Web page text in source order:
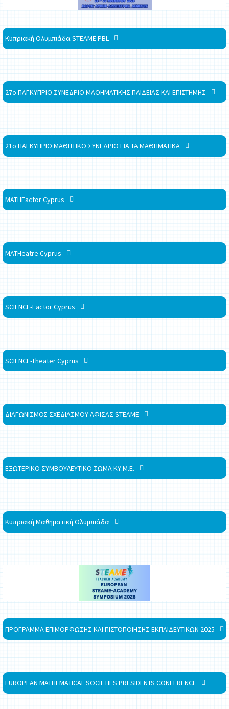
Κυπριακή Ολυμπιάδα STEAME PBL
27ο ΠΑΓΚΥΠΡΙΟ ΣΥΝΕΔΡΙΟ ΜΑΘΗΜΑΤΙΚΗΣ ΠΑΙΔΕΙΑΣ ΚΑΙ ΕΠΙΣΤΗΜΗΣ
21ο ΠΑΓΚΥΠΡΙΟ ΜΑΘΗΤΙΚΟ ΣΥΝΕΔΡΙΟ ΓΙΑ ΤΑ ΜΑΘΗΜΑΤΙΚΑ
MATHFactor Cyprus
MATHeatre Cyprus
SCIENCE-Factor Cyprus
SCIENCE-Theater Cyprus
ΔΙΑΓΩΝΙΣΜΟΣ ΣΧΕΔΙΑΣΜΟΥ ΑΦΙΣΑΣ STEAME
ΕΞΩΤΕΡΙΚΟ ΣΥΜΒΟΥΛΕΥΤΙΚΟ ΣΩΜΑ ΚΥ.Μ.Ε.
Κυπριακή Μαθηματική Ολυμπιάδα
ΠΡΟΓΡΑΜΜΑ ΕΠΙΜΟΡΦΩΣΗΣ ΚΑΙ ΠΙΣΤΟΠΟΙΗΣΗΣ ΕΚΠΑΙΔΕΥΤΙΚΩΝ 2025
EUROPEAN MATHEMATICAL SOCIETIES PRESIDENTS CONFERENCE